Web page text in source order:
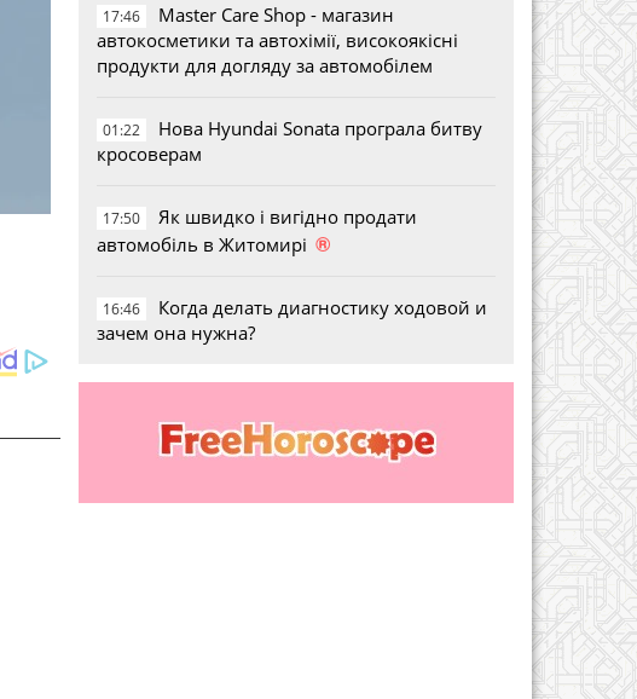
17:46
Master Care Shop - магазин
автокосметики та автохімії, високоякісні
продукти для догляду за автомобілем
01:22
Нова Hyundai Sonata програла битву
кросоверам
17:50
Як швидко і вигідно продати
автомобіль в Житомирі ®
16:46
Когда делать диагностику ходовой и
зачем она нужна?